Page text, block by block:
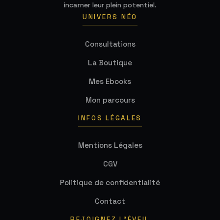
incarner leur plein potentiel.
UNIVERS NÉO
Consultations
La Boutique
Mes Ebooks
Mon parcours
INFOS LÉGALES
Mentions Légales
CGV
Politique de confidentialité
Contact